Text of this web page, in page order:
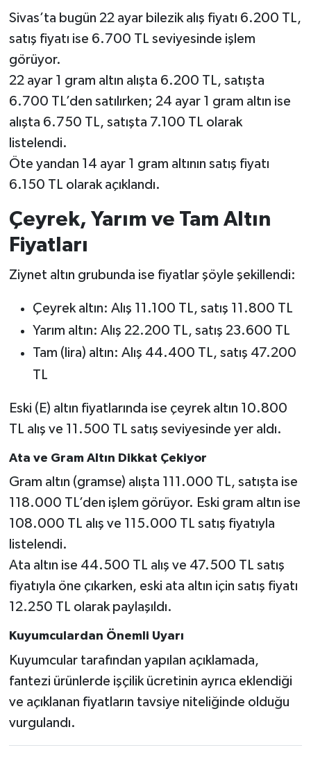
Sivas’ta bugün 22 ayar bilezik alış fiyatı 6.200 TL,
satış fiyatı ise 6.700 TL seviyesinde işlem
görüyor.
22 ayar 1 gram altın alışta 6.200 TL, satışta
6.700 TL’den satılırken; 24 ayar 1 gram altın ise
alışta 6.750 TL, satışta 7.100 TL olarak
listelendi.
Öte yandan 14 ayar 1 gram altının satış fiyatı
6.150 TL olarak açıklandı.
Çeyrek, Yarım ve Tam Altın
Fiyatları
Ziynet altın grubunda ise fiyatlar şöyle şekillendi:
Çeyrek altın: Alış 11.100 TL, satış 11.800 TL
Yarım altın: Alış 22.200 TL, satış 23.600 TL
Tam (lira) altın: Alış 44.400 TL, satış 47.200
TL
Eski (E) altın fiyatlarında ise çeyrek altın 10.800
TL alış ve 11.500 TL satış seviyesinde yer aldı.
Ata ve Gram Altın Dikkat Çekiyor
Gram altın (gramse) alışta 111.000 TL, satışta ise
118.000 TL’den işlem görüyor. Eski gram altın ise
108.000 TL alış ve 115.000 TL satış fiyatıyla
listelendi.
Ata altın ise 44.500 TL alış ve 47.500 TL satış
fiyatıyla öne çıkarken, eski ata altın için satış fiyatı
12.250 TL olarak paylaşıldı.
Kuyumculardan Önemli Uyarı
Kuyumcular tarafından yapılan açıklamada,
fantezi ürünlerde işçilik ücretinin ayrıca eklendiği
ve açıklanan fiyatların tavsiye niteliğinde olduğu
vurgulandı.